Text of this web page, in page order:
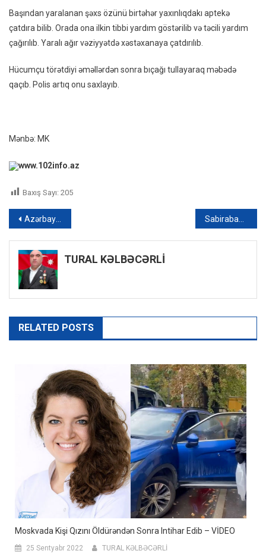
Başından yaralanan şəxs özünü birtəhər yaxınlıqdakı aptekə
çatdıra bilib. Orada ona ilkin tibbi yardım göstərilib və təcili yardım
çağırılıb. Yaralı ağır vəziyyətdə xəstəxanaya çatdırılıb.
Hücumçu törətdiyi əməllərdən sonra bıçağı tullayaraq məbədə
qaçıb. Polis artıq onu saxlayıb.
Mənbə: MK
www.102info.az
Baxış Sayı: 205
Yazı
naviqasiyası
Azərbaycanda məktəb direktoru intihara cəhd etdi
TURAL KƏLBƏCƏRLİ
RELATED POSTS
Moskvada Kişi Qızını Öldürəndən Sonra Intihar Edib – VİDEO
25 Sentyabr 2022 TURAL KƏLBƏCƏRLİ